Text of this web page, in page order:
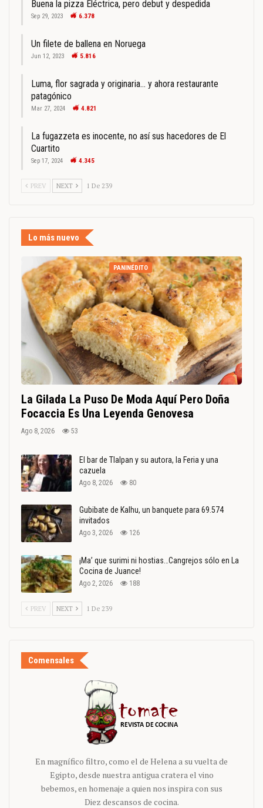
Buena la pizza Eléctrica, pero debut y despedida
Sep 29, 2023 6.378
Un filete de ballena en Noruega
Jun 12, 2023 5.816
Luma, flor sagrada y originaria… y ahora restaurante
patagónico
Mar 27, 2024 4.821
La fugazzeta es inocente, no así sus hacedores de El
Cuartito
Sep 17, 2024 4.345
PREV NEXT 1 De 239
Lo más nuevo
PANINÉDITO
La Gilada La Puso De Moda Aquí Pero Doña
Focaccia Es Una Leyenda Genovesa
Ago 8, 2026 53
El bar de Tlalpan y su autora, la Feria y una
cazuela
Ago 8, 2026 80
Gubibate de Kalhu, un banquete para 69.574
invitados
Ago 3, 2026 126
¡Ma’ que surimi ni hostias…Cangrejos sólo en La
Cocina de Juance!
Ago 2, 2026 188
PREV NEXT 1 De 239
Comensales
En magnífico filtro, como el de Helena a su vuelta de
Egipto, desde nuestra antigua cratera el vino
bebemos, en homenaje a quien nos inspira con sus
Diez descansos de cocina.